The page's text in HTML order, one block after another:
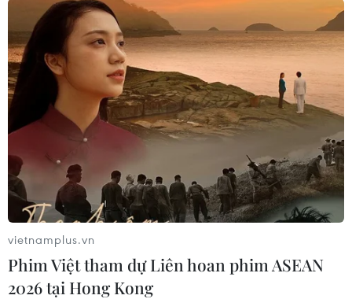
Hoa đưa thi thể chồng đi hỏa táng rồi đem về
tỉnh Phú Thọ an táng. 5 ngày sau, Hoa đến Công
an tỉnh Phú Thọ tự thú và khai nhận hành vi của
mình.
Tại phiên tòa, Hội đồng xét xử xét thấy bị cáo
Hoa không có trình độ học vấn, thành khẩn khai
báo, cùng với đó đã khắc phục hậu quả một
phần nên tuyên phạt Hoa 14 năm tù giam, đồng
thời buộc bị cáo phải bồi thường cho gia đình bị
hại 346 triệu đồng./.
(Vietnam+)
vietnamplus.vn
Phim Việt tham dự Liên hoan phim ASEAN
2026 tại Hong Kong